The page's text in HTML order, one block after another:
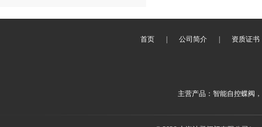
首页 公司简介 资质证书
主营产品：智能自控蝶阀